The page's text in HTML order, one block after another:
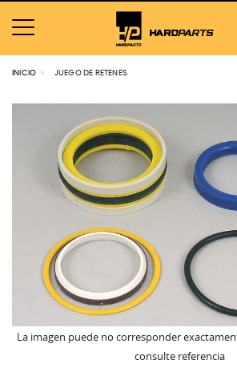
INICIO JUEGO DE RETENES
La imagen puede no corresponder
consulte referencia